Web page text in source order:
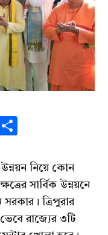
Copy
উন্নয়ন নিয়ে কোন
সার্বিক উন্নয়নে
ত্রিপুরার
রাজ্যের ৩টি